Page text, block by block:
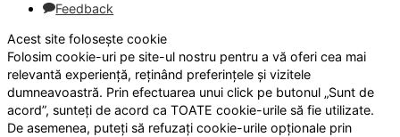
Feedback
Acest site folosește cookie
Folosim cookie-uri pe site-ul nostru pentru a vă oferi cea mai
relevantă experiență, reținând preferințele și vizitele
dumneavoastră. Prin efectuarea unui click pe butonul „Sunt de
acord”, sunteți de acord ca TOATE cookie-urile să fie utilizate.
De asemenea, puteți să refuzați cookie-urile opționale prin